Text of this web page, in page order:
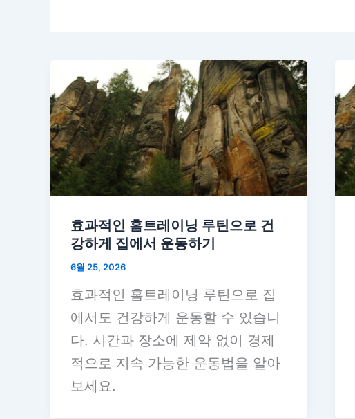
효과적인 홈트레이닝 루틴으로 건
강하게 집에서 운동하기
6월 25, 2026
효과적인 홈트레이닝 루틴으로 집
에서도 건강하게 운동할 수 있습니
다. 시간과 장소에 제약 없이 경제
적으로 지속 가능한 운동법을 알아
보세요.